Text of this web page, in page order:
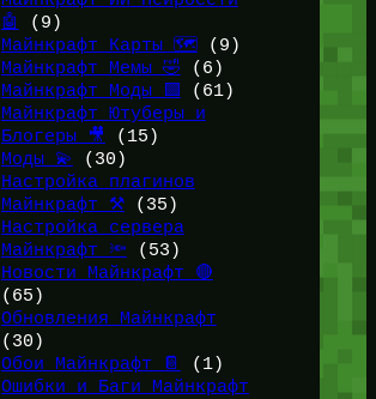
🤖
(9)
Майнкрафт Карты 🗺️(9)
Майнкрафт Мемы 🤣 (6)
Майнкрафт Моды 🟩 (61)
Майнкрафт Ютуберы и
Блогеры 🎥
(15)
Моды 💫
(30)
Настройка плагинов
Майнкрафт ⚒️(35)
Настройка сервера
Майнкрафт 🔦 (53)
Новости Майнкрафт 🔴
(65)
Обновления Майнкрафт
(30)
Обои Майнкрафт 📔
(1)
Ошибки и Баги Майнкрафт